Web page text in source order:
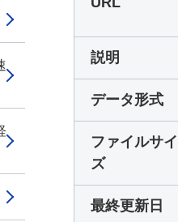
説明
データ形式
ファイルサイ
ズ
最終更新日